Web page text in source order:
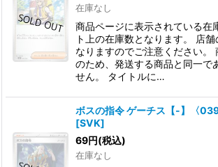
在庫なし
商品ページに表示されている在
ト上の在庫数となります。 店
なりますのでご注意ください。
のため、発送する商品と同一で
せん。 タイトルに…
ボスの指令 ゲーチス【-】〈
[SVK]
69円(税込)
在庫なし